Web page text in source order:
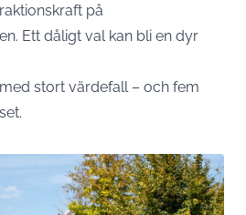
på
Ett dåligt val kan bli en dyr
stort värdefall – och fem